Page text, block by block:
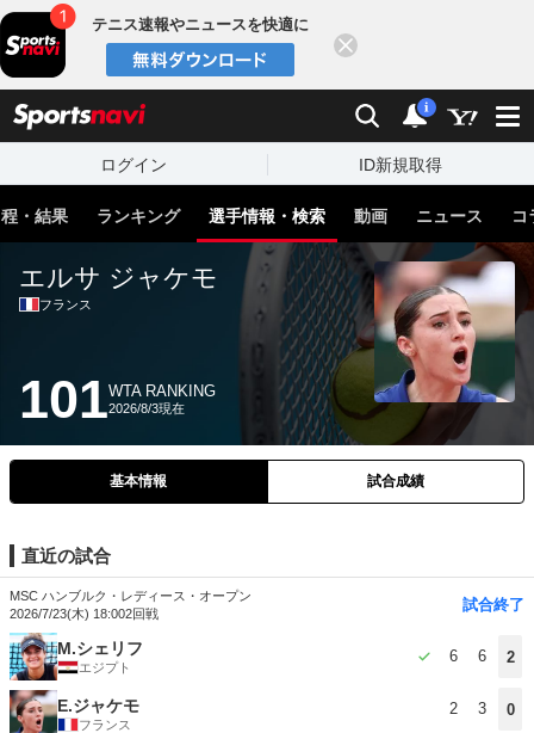
テニス速報やニュースを快適に
検索 通知
i
ログイン ID新規取得
・結果 ランキング 選手情報・検索 動画 ニュース コ
エルサ ジャケモ
フランス
101WTA RANKING
2026/8/3現在
基本情報 試合成績
直近の試合
MSC ハンブルク・レディース・オープン
2026/7/23(木) 18:002回戦 試合終了
M.シェリフ
エジプト
6 6 2
E.ジャケモ
フランス
2 3 0